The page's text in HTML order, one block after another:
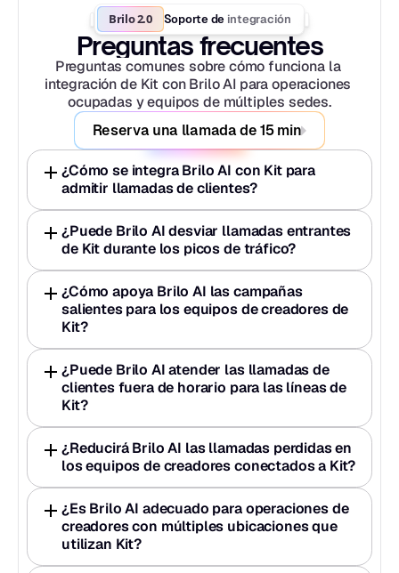
Brilo 2.0 Soporte de integración
Preguntas frecuentes
Preguntas comunes sobre cómo funciona la
integración de Kit con Brilo AI para operaciones
ocupadas y equipos de múltiples sedes.
Reserva una llamada de 15 min
¿Cómo se integra Brilo AI con Kit para
admitir llamadas de clientes?
¿Puede Brilo AI desviar llamadas entrantes
de Kit durante los picos de tráfico?
¿Cómo apoya Brilo AI las campañas
salientes para los equipos de creadores de
Kit?
¿Puede Brilo AI atender las llamadas de
clientes fuera de horario para las líneas de
Kit?
¿Reducirá Brilo AI las llamadas perdidas en
los equipos de creadores conectados a Kit?
¿Es Brilo AI adecuado para operaciones de
creadores con múltiples ubicaciones que
utilizan Kit?